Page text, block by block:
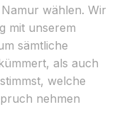
wählen. Wir
mit unserem
sämtliche
als auch
welche
nehmen